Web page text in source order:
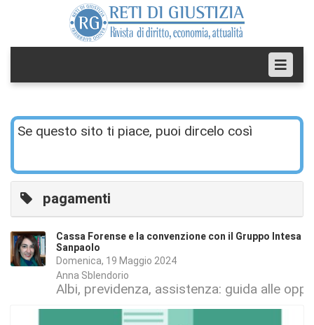
Se questo sito ti piace, puoi dircelo così
pagamenti
Cassa Forense e la convenzione con il Gruppo Intesa
Sanpaolo
Domenica, 19 Maggio 2024
Anna Sblendorio
Albi, previdenza, assistenza: guida alle